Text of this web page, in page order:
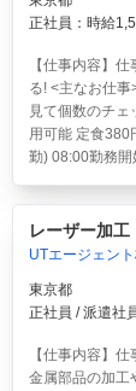
正社員：時給
【仕事内容】
る! <主なお仕
見て個数のチェ
用可能 定食380
勤) 08:00勤務
レーザー加工
UTエージェン
東京都
正社員 / 派遣社
【仕事内容】
金属部品の加工